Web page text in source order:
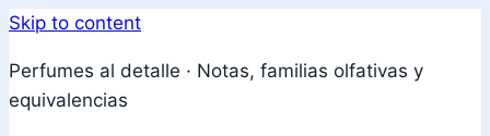
Skip to content
Perfumes al detalle · Notas, familias olfativas y
equivalencias